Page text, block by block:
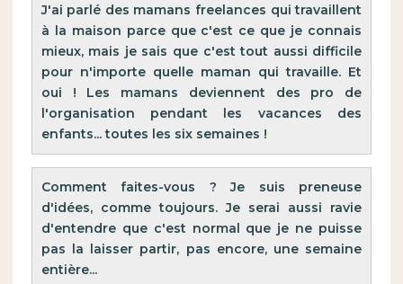
J'ai parlé des mamans freelances qui travaillent
à la maison parce que c'est ce que je connais
mieux, mais je sais que c'est tout aussi difficile
pour n'importe quelle maman qui travaille. Et
oui ! Les mamans deviennent des pro de
l'organisation pendant les vacances des
enfants... toutes les six semaines !
Comment faites-vous ? Je suis preneuse
d'idées, comme toujours. Je serai aussi ravie
d'entendre que c'est normal que je ne puisse
pas la laisser partir, pas encore, une semaine
entière...